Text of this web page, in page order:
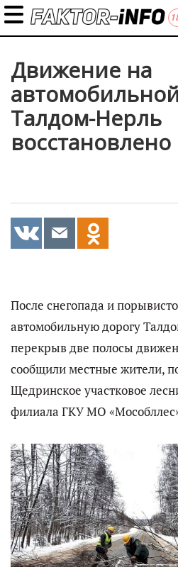
Движение на
Талдом-Нерль
восстановлено
После снегопада и
автомобильную дорогу
перекрыв две полосы
сообщили местные жители,
Щедринское участковое
филиала ГКУ МО